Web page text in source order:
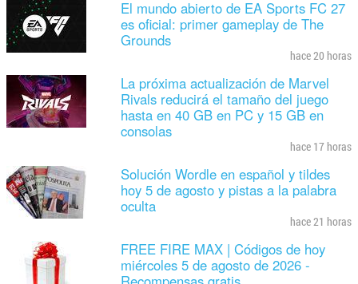
El mundo abierto de EA Sports FC 27
es oficial: primer gameplay de The
Grounds
hace 20 horas
La próxima actualización de Marvel
Rivals reducirá el tamaño del juego
hasta en 40 GB en PC y 15 GB en
consolas
hace 17 horas
Solución Wordle en español y tildes
hoy 5 de agosto y pistas a la palabra
oculta
hace 21 horas
FREE FIRE MAX | Códigos de hoy
miércoles 5 de agosto de 2026 -